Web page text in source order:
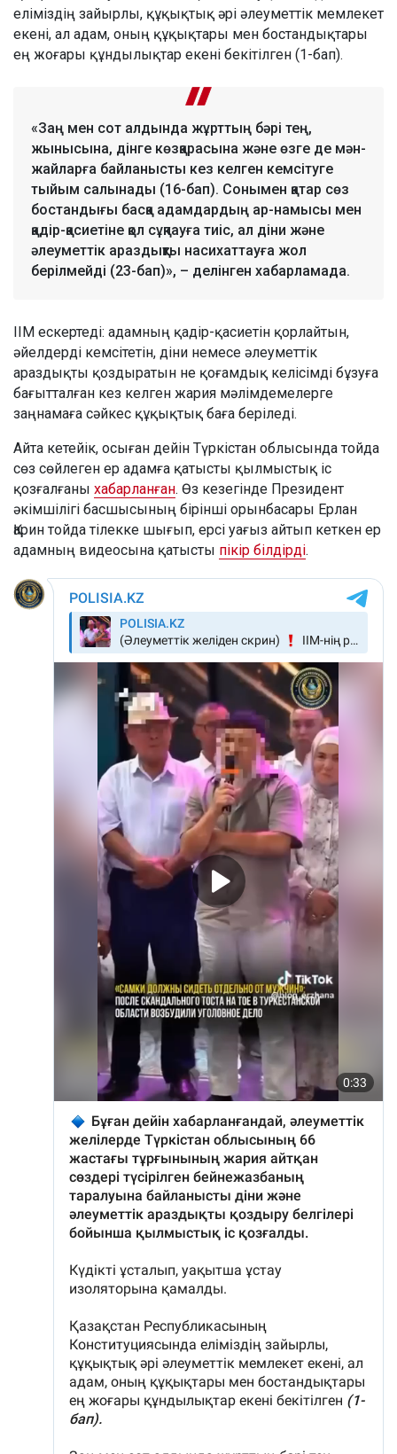
еліміздің зайырлы, құқықтық әрі әлеуметтік мемлекет
екені, ал адам, оның құқықтары мен бостандықтары
ең жоғары құндылықтар екені бекітілген (1-бап).
«Заң мен сот алдында жұрттың бәрі тең,
жынысына, дінге көзқарасына және өзге де мән-
жайларға байланысты кез келген кемсітуге
тыйым салынады (16-бап). Сонымен қатар сөз
бостандығы басқа адамдардың ар-намысы мен
қадір-қасиетіне қол сұқпауға тиіс, ал діни және
әлеуметтік араздықты насихаттауға жол
берілмейді (23-бап)», – делінген хабарламада.
ІІМ ескертеді: адамның қадір-қасиетін қорлайтын,
әйелдерді кемсітетін, діни немесе әлеуметтік
араздықты қоздыратын не қоғамдық келісімді бұзуға
бағытталған кез келген жария мәлімдемелерге
заңнамаға сәйкес құқықтық баға беріледі.
Айта кетейік, осыған дейін Түркістан облысында тойда
сөз сөйлеген ер адамға қатысты қылмыстық іс
қозғалғаны хабарланған. Өз кезегінде Президент
әкімшілігі басшысының бірінші орынбасары Ерлан
Қарин тойда тілекке шығып, ерсі уағыз айтып кеткен ер
адамның видеосына қатысты пікір білдірді.